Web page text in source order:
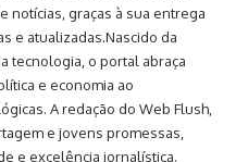
notícias, graças à sua entrega
e atualizadas.Nascido da
tecnologia, o portal abraça
e economia ao
A redação do Web Flush,
e jovens promessas,
e excelência jornalística.